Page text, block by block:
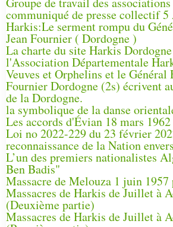
communiqué de presse collectif
Harkis:Le serment rompu du
Jean Fournier ( Dordogne )
La charte du site Harkis Dordogne
l'Association Départementale
Veuves et Orphelins et le Général
Fournier Dordogne (2s) écrivent
de la Dordogne.
la symbolique de la danse
Les accords d'Évian 18 mars 1962
Loi no 2022-229 du 23 février
reconnaissance de la Nation
L’un des premiers nationalistes
Ben Badis"
Massacre de Melouza 1 juin
Massacres de Harkis de Juillet à
(Deuxième partie)
Massacres de Harkis de Juillet à